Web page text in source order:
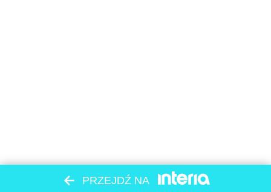
PRZEJDŹ NA